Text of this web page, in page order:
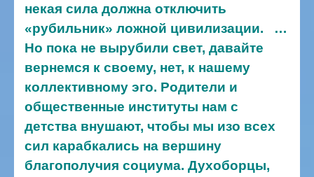
некая сила должна отключить
«рубильник» ложной цивилизации.
…
Но пока не вырубили свет, давайте
вернемся к своему, нет, к нашему
коллективному эго. Родители и
общественные институты нам с
детства внушают, чтобы мы изо всех
сил карабкались на вершину
благополучия социума. Духоборцы,